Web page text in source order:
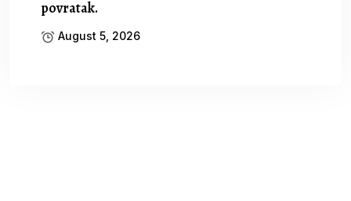
povratak.
August 5, 2026